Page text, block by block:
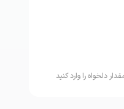
دلخواه را وارد کنید